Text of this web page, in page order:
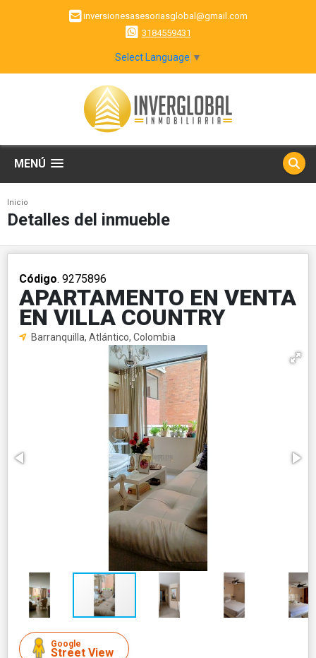
inversionesasesoriasglobal@gmail.com
3184559431
Select Language ▼
MENÚ
Inicio
Detalles del inmueble
Código. 9275896
APARTAMENTO EN VENTA
EN VILLA COUNTRY
Barranquilla, Atlántico, Colombia
Google
Street View